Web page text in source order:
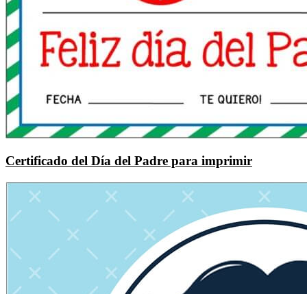
Certificado del Día del Padre para imprimir